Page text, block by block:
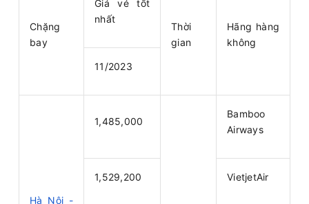
Chặng
bay
Giá vé tốt
nhất
Thời
gian
Hãng hàng
không
11/2023
Hà Nội -
1,485,000
Bamboo
Airways
1,529,200 VietjetAir